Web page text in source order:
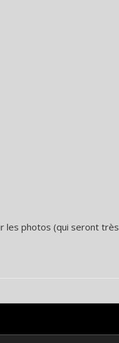
les photos (qui seront très